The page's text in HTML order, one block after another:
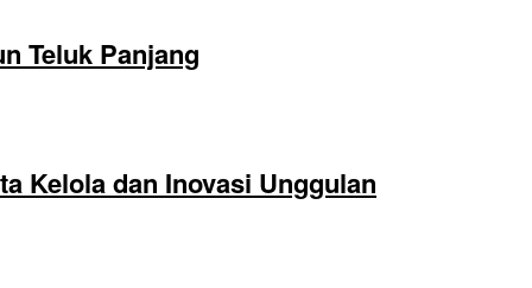
Teluk Panjang
Kelola dan Inovasi Unggulan